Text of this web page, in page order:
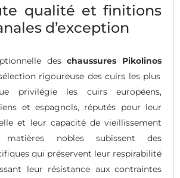
qualité et finitions
d’exception
deschaussures Pikolinos
rigoureuse des cuirs les plus
privilégie les cuirs européens,
et espagnols, réputés pour leur
et leur capacité de vieillissement
matières nobles subissent des
qui préservent leur respirabilité
leur résistance aux contraintes